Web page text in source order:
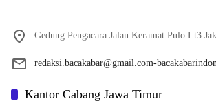
Gedung Pengacara Jalan Keramat Pulo Lt3
redaksi.bacakabar@gmail.com-
Kantor Cabang Jawa Timur